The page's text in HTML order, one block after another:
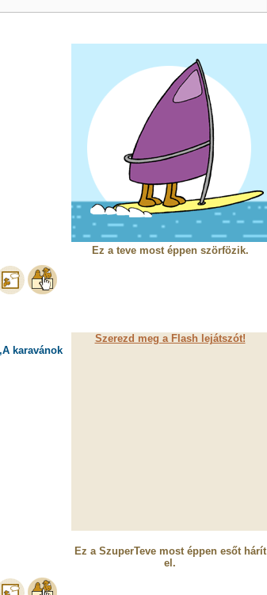
Ez a teve most éppen szörfözik.
karavánok
Szerezd meg a Flash lejátszót!
Ez a SzuperTeve most éppen esőt hárít
el.